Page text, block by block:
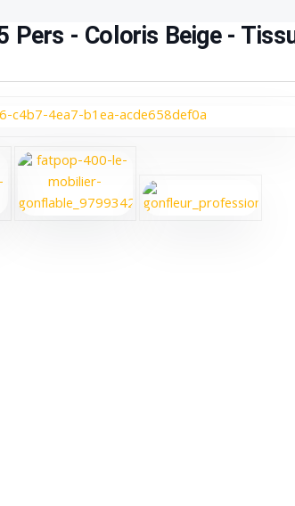
Pers - Coloris Beige -